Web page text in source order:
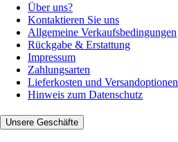
Über uns?
Kontaktieren Sie uns
Allgemeine Verkaufsbedingungen
Rückgabe & Erstattung
Impressum
Zahlungsarten
Lieferkosten und Versandoptionen
Hinweis zum Datenschutz
Unsere Geschäfte